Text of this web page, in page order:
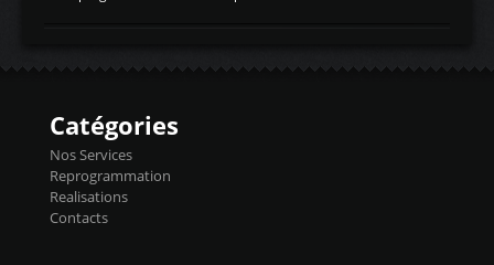
d'admissiontemp ex. pour atmo -30- 80°C
temperaturetemperature ldr moteurtemp
Injecteurs + Flashpro 1370€ TTC Le
précise et performante. Vous pourrez
basculer de la carto sans plomb à Ethanol à
l'aide du flashpro OPTION ECONOMIQUES
Reprog SP 98 sur le calculateur d'origine
450€ TTC Un gain d'environ 10cv et 15nm
Catégories
Nos Services
Reprogrammation
Realisations
Contacts